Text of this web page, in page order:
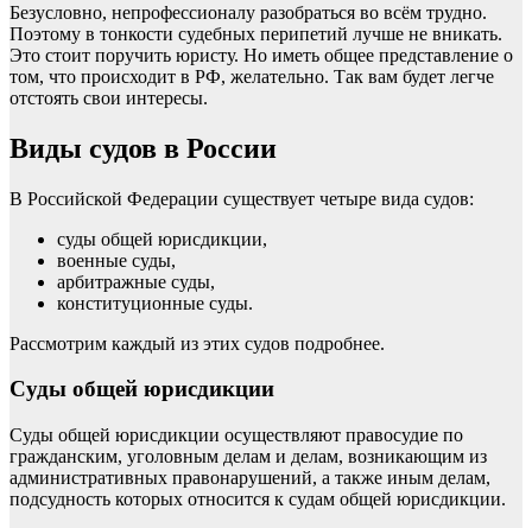
Безусловно, непрофессионалу разобраться во всём трудно.
Поэтому в тонкости судебных перипетий лучше не вникать.
Это стоит поручить юристу. Но иметь общее представление о
том, что происходит в РФ, желательно. Так вам будет легче
отстоять свои интересы.
Виды судов в России
В Российской Федерации существует четыре вида судов:
суды общей юрисдикции,
военные суды,
арбитражные суды,
конституционные суды.
Рассмотрим каждый из этих судов подробнее.
Суды общей юрисдикции
Суды общей юрисдикции осуществляют правосудие по
гражданским, уголовным делам и делам, возникающим из
административных правонарушений, а также иным делам,
подсудность которых относится к судам общей юрисдикции.